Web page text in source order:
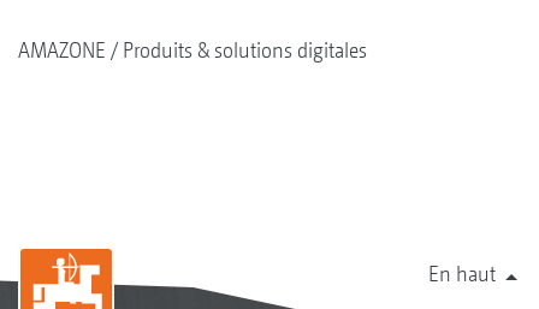
AMAZONE Produits & solutions digitales
En haut